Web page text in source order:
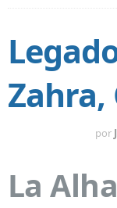
Zahra,
por
La